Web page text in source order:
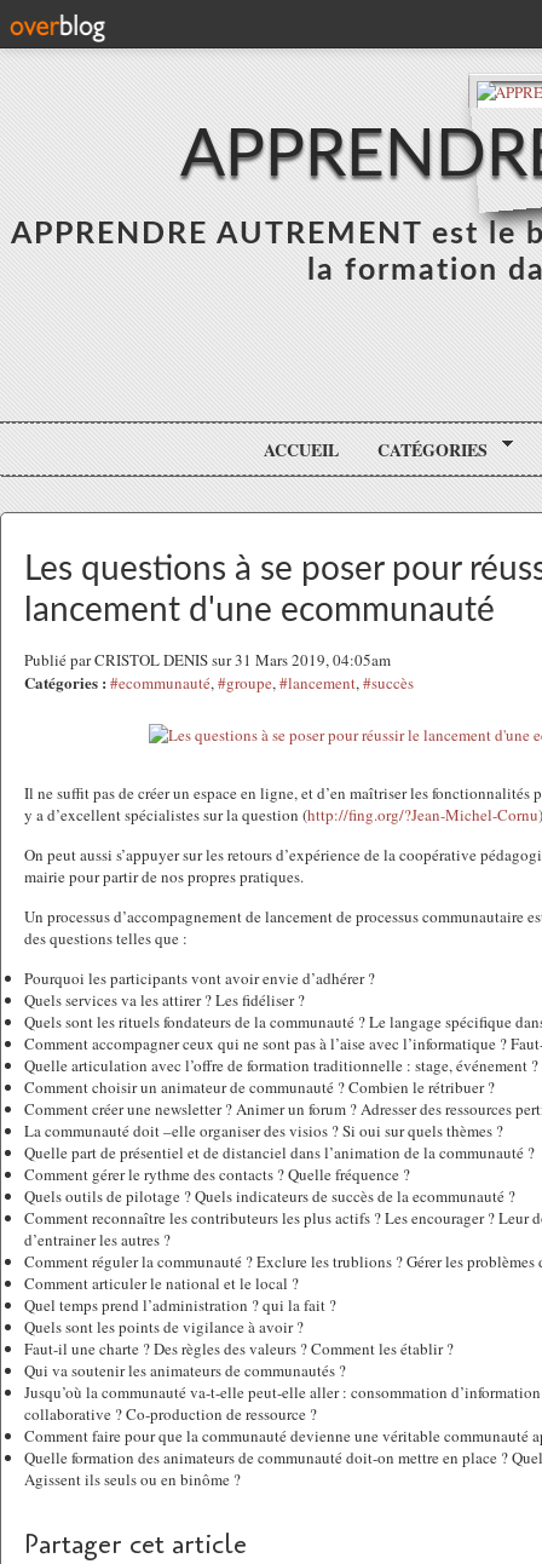
APPRENDRE AUTREMENT est
la formation
ACCUEIL CATÉGORIES
Les questions à se poser pour
lancement d'une ecommunauté
Publié par CRISTOL DENIS sur 31 Mars 2019, 04:05am
Catégories : #ecommunauté,#groupe,#lancement,#succès
Il ne suffit pas de créer un espace en ligne, et d’en maîtriser les fonctionnalités
y a d’excellent spécialistes sur la question (http://fing.org/?Jean-Michel-Cornu
On peut aussi s’appuyer sur les retours d’expérience de la coopérative
mairie pour partir de nos propres pratiques.
Un processus d’accompagnement de lancement de processus communautaire
des questions telles que :
Pourquoi les participants vont avoir envie d’adhérer ?
Quels services va les attirer ? Les fidéliser ?
Quels sont les rituels fondateurs de la communauté ? Le langage spécifique
Comment accompagner ceux qui ne sont pas à l’aise avec l’informatique ?
Quelle articulation avec l’offre de formation traditionnelle : stage, événement ?
Comment choisir un animateur de communauté ? Combien le rétribuer ?
Comment créer une newsletter ? Animer un forum ? Adresser des ressources
La communauté doit –elle organiser des visios ? Si oui sur quels thèmes ?
Quelle part de présentiel et de distanciel dans l’animation de la communauté ?
Comment gérer le rythme des contacts ? Quelle fréquence ?
Quels outils de pilotage ? Quels indicateurs de succès de la ecommunauté ?
Comment reconnaître les contributeurs les plus actifs ? Les encourager ? Leur
d’entrainer les autres ?
Comment réguler la communauté ? Exclure les trublions ? Gérer les
Comment articuler le national et le local ?
Quel temps prend l’administration ? qui la fait ?
Quels sont les points de vigilance à avoir ?
Faut-il une charte ? Des règles des valeurs ? Comment les établir ?
Qui va soutenir les animateurs de communautés ?
Jusqu’où la communauté va-t-elle peut-elle aller : consommation
collaborative ? Co-production de ressource ?
Comment faire pour que la communauté devienne une véritable communauté
Quelle formation des animateurs de communauté doit-on mettre en place ?
Agissent ils seuls ou en binôme ?
Partager cet article